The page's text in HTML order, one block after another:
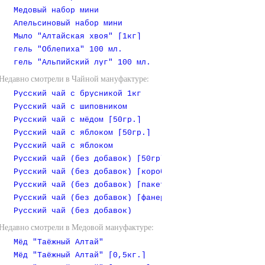
Медовый набор мини
Апельсиновый набор мини
Мыло "Алтайская хвоя" [1кг]
гель "Облепиха" 100 мл.
гель "Альпийский луг" 100 мл.
смотрели в Чайной мануфактуре:
Русский чай с брусникой 1кг
Русский чай с шиповником
Русский чай с мёдом [50гр.]
Русский чай с яблоком [50гр.]
Русский чай с яблоком
Русский чай (без добавок) [50гр]
Русский чай (без добавок) [коробочка]
Русский чай (без добавок) [пакет 1 кг]
Русский чай (без добавок) [фанерная коробочка]
Русский чай (без добавок)
смотрели в Медовой мануфактуре:
Мёд "Таёжный Алтай"
Мёд "Таёжный Алтай" [0,5кг.]